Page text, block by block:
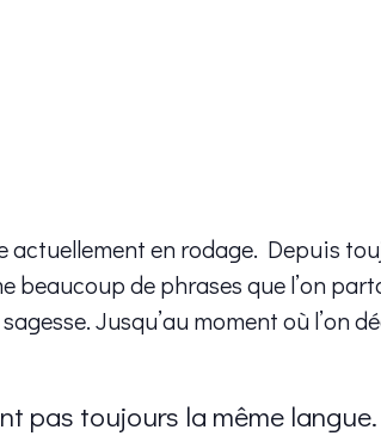
actuellement en rodage. Depuis
beaucoup de phrases que l’on
Jusqu’au moment où l’on
pas toujours la même